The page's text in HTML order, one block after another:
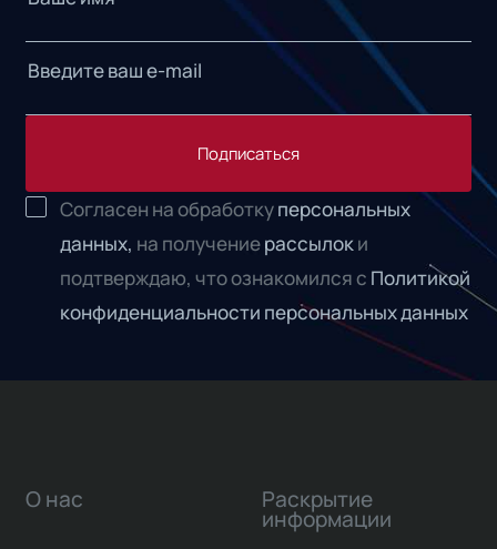
Подписаться
Согласен на обработкуперсональных
данных, на получениерассылоки
подтверждаю, что ознакомился с Политикой
конфиденциальности персональных данных
О нас Раскрытие
информации